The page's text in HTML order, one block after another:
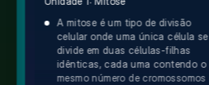
A mitose é um tipo de divisão
celular onde uma única célula se
divide em duas células-filhas
idênticas, cada uma contendo o
mesmo número de cromossomos